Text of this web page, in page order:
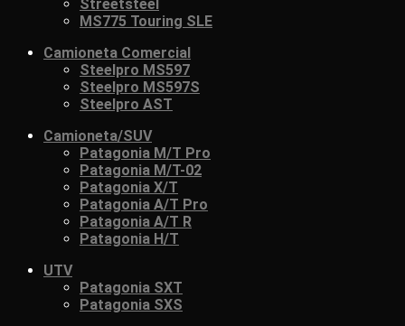
Streetsteel
MS775 Touring SLE
Camioneta Comercial
Steelpro MS597
Steelpro MS597S
Steelpro AST
Camioneta/SUV
Patagonia M/T Pro
Patagonia M/T-02
Patagonia X/T
Patagonia A/T Pro
Patagonia A/T R
Patagonia H/T
UTV
Patagonia SXT
Patagonia SXS